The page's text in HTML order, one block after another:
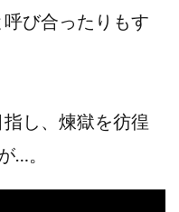
び合ったりもす
し、煉獄を彷徨
…。